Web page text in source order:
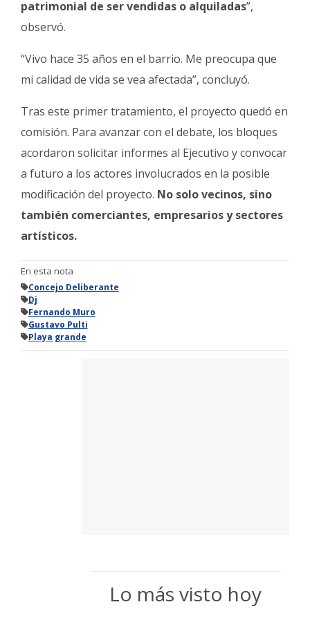
patrimonial de ser vendidas o alquiladas”,
observó.
“Vivo hace 35 años en el barrio. Me preocupa que
mi calidad de vida se vea afectada”, concluyó.
Tras este primer tratamiento, el proyecto quedó en
comisión. Para avanzar con el debate, los bloques
acordaron solicitar informes al Ejecutivo y convocar
a futuro a los actores involucrados en la posible
modificación del proyecto. No solo vecinos, sino
también comerciantes, empresarios y sectores
artísticos.
En esta nota
Concejo Deliberante
Dj
Fernando Muro
Gustavo Pulti
Playa grande
Lo más visto hoy